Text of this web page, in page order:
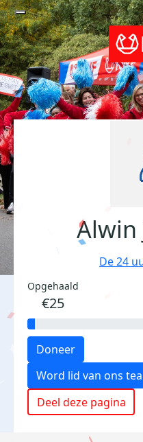
Alwin
De 24
Opgehaald
€25
Doneer
Word lid van ons
Deel deze pagina